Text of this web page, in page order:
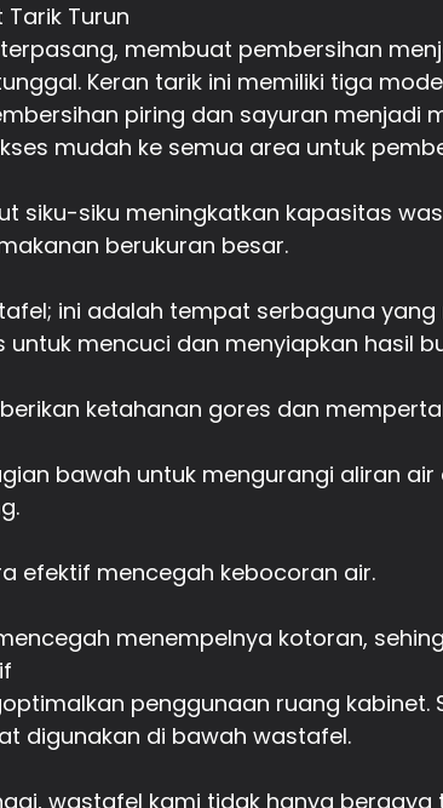
Tarik Turun
membuat pembersihan
Keran tarik ini memiliki tiga
piring dan sayuran menjadi
mudah ke semua area untuk
siku-siku meningkatkan kapasitas
berukuran besar.
ini adalah tempat serbaguna yang
mencuci dan menyiapkan hasil
ketahanan gores dan
bawah untuk mengurangi aliran
efektif mencegah kebocoran air.
menempelnya kotoran,
penggunaan ruang kabinet.
digunakan di bawah wastafel.
wastafel kami tidak hanya